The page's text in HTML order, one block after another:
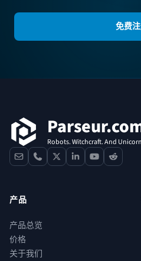
免费
Robots. Witchcraft. And
contactphone
x linkedinyoutube
reddit
产品
产品总览
价格
关于我们